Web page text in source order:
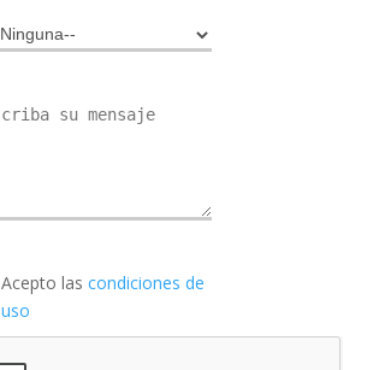
Acepto lascondiciones de
uso